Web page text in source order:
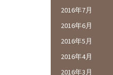
2016年7月
2016年6月
2016年5月
2016年4月
2016年3月